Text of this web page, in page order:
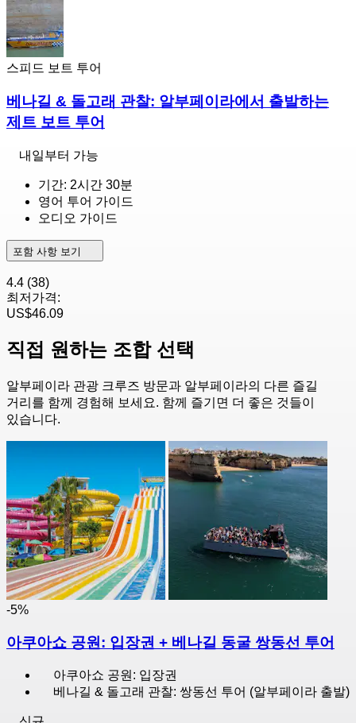
스피드 보트 투어
베나길 & 돌고래 관찰: 알부페이라에서 출발하는
제트 보트 투어
내일부터 가능
기간: 2시간 30분
영어 투어 가이드
오디오 가이드
포함 사항 보기
4.4 (38)
최저가격:
US$46.09
직접 원하는 조합 선택
알부페이라 관광 크루즈 방문과 알부페이라의 다른 즐길
거리를 함께 경험해 보세요. 함께 즐기면 더 좋은 것들이
있습니다.
-5%
아쿠아쇼 공원: 입장권 + 베나길 동굴 쌍동선 투어
아쿠아쇼 공원: 입장권
베나길 & 돌고래 관찰: 쌍동선 투어 (알부페이라 출발)